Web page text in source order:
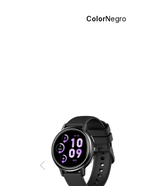
ColorNegro